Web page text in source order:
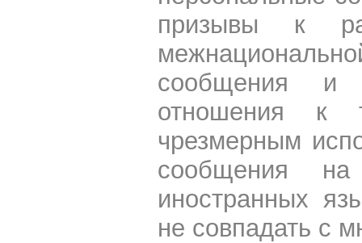
призывы к
сообщения и
отношения к
чрезмерным
сообщения
иностранных
не совпадать с